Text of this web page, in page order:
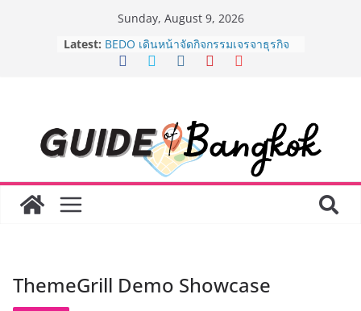
Sunday, August 9, 2026
Latest: AirAsia X SEE FAH พันธมิตรทางธุรกิจ
ยาวนานกว่า 20 ปี ต่อยอดเสิร์ฟความ
“BIO TRADE CONNECT 2026” ยก
ระดับผลิตภัณฑ์ท้องถิ่นสู่ตลาดเชิง
พาณิชย์อย่างยั่งยืน
LORDNINE จัดศึกคนดังสายเกม ไทย
ปะทะ ฟิลิปปินส์ ใน “Rise of the Tenth
มหาวิทยาลัยเท่านั้น แต่ยังเตรียมพวก
ThemeGrill Demo Showcase